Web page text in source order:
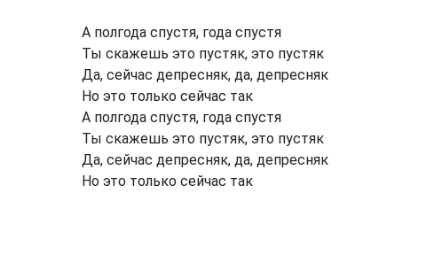
А полгода спустя, года спустя
Ты скажешь это пустяк, это пустяк
Да, сейчас депресняк, да, депресняк
Но это только сейчас так
А полгода спустя, года спустя
Ты скажешь это пустяк, это пустяк
Да, сейчас депресняк, да, депресняк
Но это только сейчас так